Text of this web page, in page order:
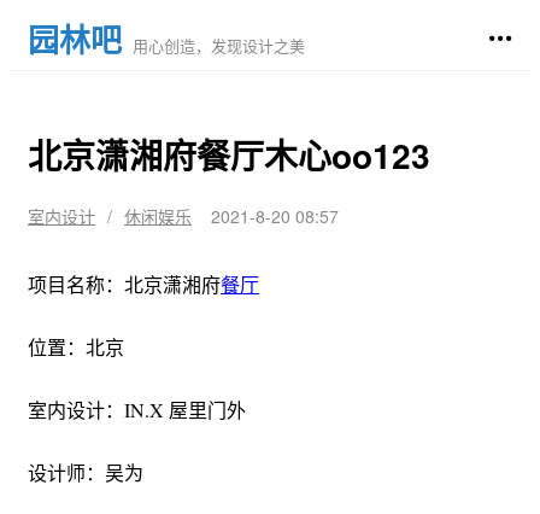
园林吧 用心创造，发现设计之美
北京潇湘府餐厅木心oo123
室内设计 / 休闲娱乐 2021-8-20 08:57
项目名称：北京潇湘府餐厅
位置：北京
室内设计：IN.X 屋里门外
设计师：吴为